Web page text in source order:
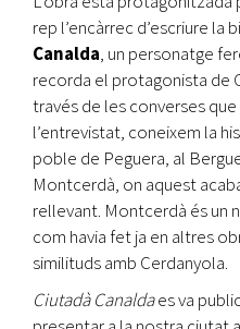
rep l’encàrrec d’escriure
Canalda, un personatge
recorda el protagonista de
través de les converses
l’entrevistat, coneixem la
poble de Peguera, al
Montcerdà, on aquest
rellevant. Montcerdà és un
com havia fet ja en altres
similituds amb Cerdanyola.
Ciutadà Canaldaes va